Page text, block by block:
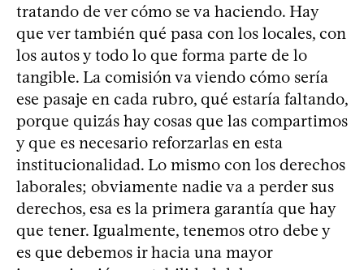
tratando de ver cómo se va haciendo. Hay
que ver también qué pasa con los locales, con
los autos y todo lo que forma parte de lo
tangible. La comisión va viendo cómo sería
ese pasaje en cada rubro, qué estaría faltando,
porque quizás hay cosas que las compartimos
y que es necesario reforzarlas en esta
institucionalidad. Lo mismo con los derechos
laborales; obviamente nadie va a perder sus
derechos, esa es la primera garantía que hay
que tener. Igualmente, tenemos otro debe y
es que debemos ir hacia una mayor